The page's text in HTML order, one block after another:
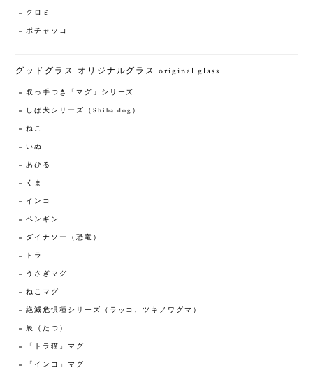
クロミ
ポチャッコ
グッドグラス オリジナルグラス original glass
取っ手つき「マグ」シリーズ
しば犬シリーズ（Shiba dog）
ねこ
いぬ
あひる
くま
インコ
ペンギン
ダイナソー（恐竜）
トラ
うさぎマグ
ねこマグ
絶滅危惧種シリーズ（ラッコ、ツキノワグマ）
辰（たつ）
「トラ猫」マグ
「インコ」マグ